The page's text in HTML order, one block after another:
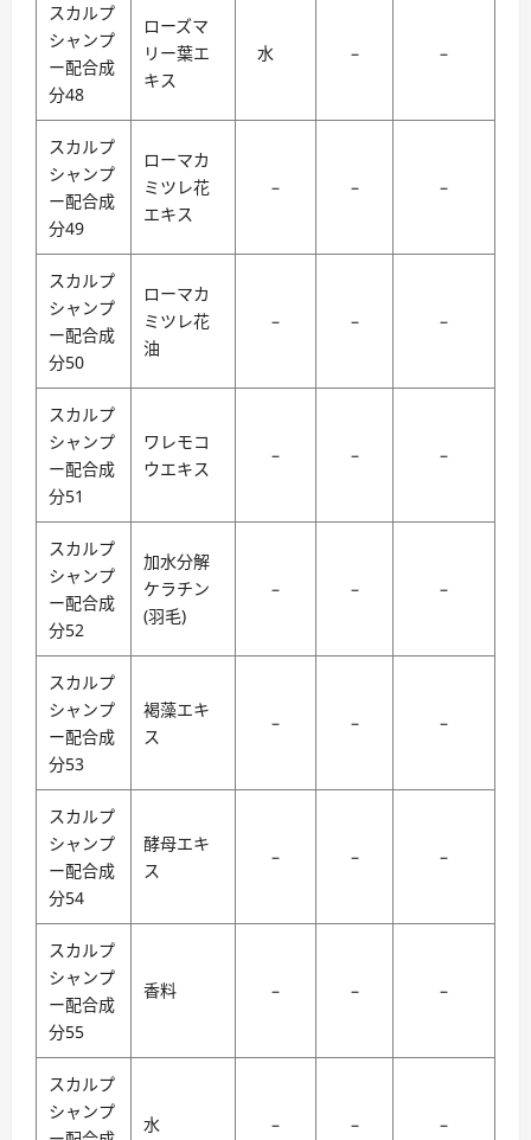
スカルプ
シャンプ
ー配合成
分48
ローズマ
リー葉エ
キス
水 – –
スカルプ
シャンプ
ー配合成
分49
ローマカ
ミツレ花
エキス
– – –
スカルプ
シャンプ
ー配合成
分50
ローマカ
ミツレ花
油
– – –
スカルプ
シャンプ
ー配合成
分51
ワレモコ
ウエキス
– – –
スカルプ
シャンプ
ー配合成
分52
加水分解
ケラチン
(羽毛)
– – –
スカルプ
シャンプ
ー配合成
分53
褐藻エキ
ス
– – –
スカルプ
シャンプ
ー配合成
分54
酵母エキ
ス
– – –
スカルプ
シャンプ
ー配合成
分55
香料 – – –
スカルプ
シャンプ
水 – – –